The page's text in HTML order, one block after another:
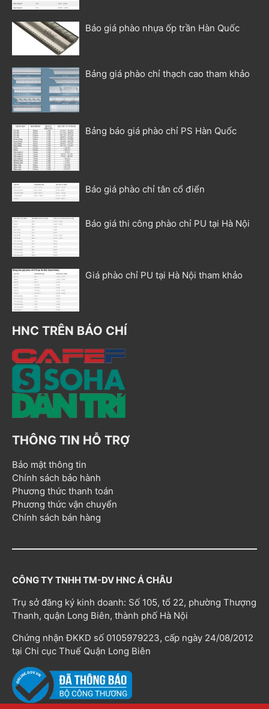
Báo giá phào nhựa ốp trần Hàn Quốc
Bảng giá phào chỉ thạch cao tham khảo
Bảng báo giá phào chỉ PS Hàn Quốc
Báo giá phào chỉ tân cổ điển
Báo giá thi công phào chỉ PU tại Hà Nội
Giá phào chỉ PU tại Hà Nội tham khảo
HNC TRÊN BÁO CHÍ
THÔNG TIN HỖ TRỢ
Bảo mật thông tin
Chính sách bảo hành
Phương thức thanh toán
Phương thức vận chuyển
Chính sách bán hàng
CÔNG TY TNHH TM-DV HNC Á CHÂU
Trụ sở đăng ký kinh doanh: Số 105, tổ 22, phường Thượng
Thanh, quận Long Biên, thành phố Hà Nội
Chứng nhận ĐKKD số 0105979223, cấp ngày 24/08/2012
tại Chi cục Thuế Quận Long Biên